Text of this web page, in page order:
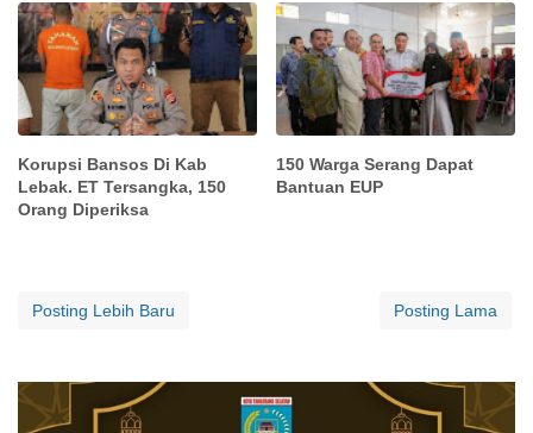
Korupsi Bansos Di Kab
Lebak. ET Tersangka, 150
Orang Diperiksa
150 Warga Serang Dapat
Bantuan EUP
Posting Lebih Baru Posting Lama